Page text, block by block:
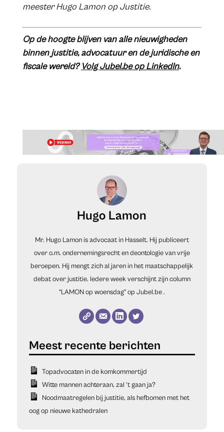
meester Hugo Lamon op Justitie.
Op de hoogte blijven van alle nieuwigheden
binnen justitie, advocatuur en de juridische en
fiscale wereld?Volg Jubel.be op LinkedIn.
Hugo Lamon
Mr. Hugo Lamon is advocaat in Hasselt. Hij publiceert
over o.m. ondernemingsrecht en deontologie van vrije
beroepen. Hij mengt zich al jaren in het maatschappelijk
debat over justitie. Iedere week verschijnt zijn column
“LAMON op woensdag” op Jubel.be.
Topadvocaten in de komkommertijd
Witte mannen achteraan, zal ’t gaan ja?
Noodmaatregelen bij justitie, als hefbomen met het
oog op nieuwe kathedralen